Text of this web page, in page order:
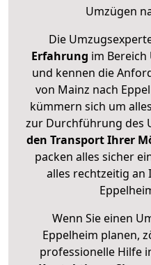
Umzügen
Die
Erfahrung im Bereich
und kennen die
von Mainz nach
kümmern sich um
zur Durchführung des
den Transport Ihrer
packen alles sicher
alles rechtzeitig an
Wenn Sie einen
Eppelheim planen,
professionelle Hilfe